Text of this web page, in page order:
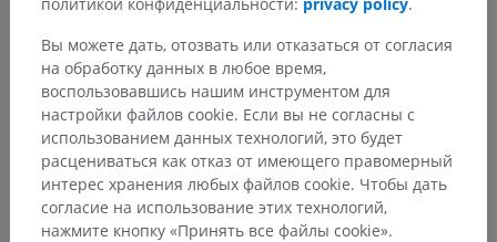
Вы можете дать, отозвать или отказаться от согласия
на обработку данных в любое время,
воспользовавшись нашим инструментом для
настройки файлов cookie. Если вы не согласны с
использованием данных технологий, это будет
расцениваться как отказ от имеющего правомерный
интерес хранения любых файлов cookie. Чтобы дать
согласие на использование этих технологий,
нажмите кнопку «Принять все файлы cookie».